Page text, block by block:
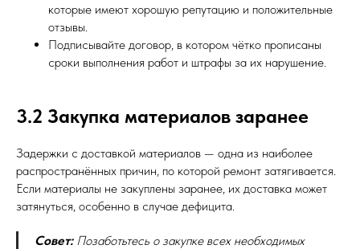
которые имеют хорошую репутацию и положительные
отзывы.
Подписывайте договор, в котором чётко прописаны
сроки выполнения работ и штрафы за их нарушение.
3.2 Закупка материалов заранее
Задержки с доставкой материалов — одна из наиболее
распространённых причин, по которой ремонт затягивается.
Если материалы не закуплены заранее, их доставка может
затянуться, особенно в случае дефицита.
Совет: Позаботьтесь о закупке всех необходимых